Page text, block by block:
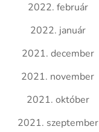
2022. február
2022. január
2021. december
2021. november
2021. október
2021. szeptember